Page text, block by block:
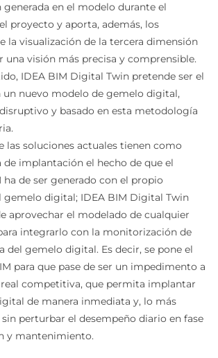
en el modelo durante el
proyecto y aporta, además, los
la visualización de la tercera dimensión
una visión más precisa y comprensible.
IDEA BIM Digital Twin pretende ser el
un nuevo modelo de gemelo digital,
y basado en esta metodología
las soluciones actuales tienen como
de implantación el hecho de que el
de ser generado con el propio
gemelo digital; IDEA BIM Digital Twin
aprovechar el modelado de cualquier
integrarlo con la monitorización de
del gemelo digital. Es decir, se pone el
para que pase de ser un impedimento a
competitiva, que permita implantar
de manera inmediata y, lo más
perturbar el desempeño diario en fase
y mantenimiento.